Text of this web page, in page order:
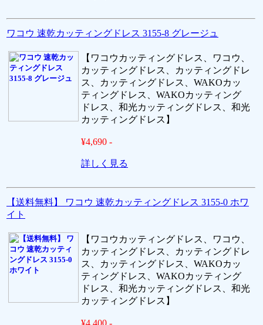
ワコウ 速乾カッティングドレス 3155-8 グレージュ
【ワコウカッティングドレス、ワコウ、
カッティングドレス、カッティングドレ
ス、カッティングドレス、WAKOカッ
ティングドレス、WAKOカッティング
ドレス、和光カッティングドレス、和光
カッティングドレス】
¥4,690 -
詳しく見る
【送料無料】 ワコウ 速乾カッティングドレス 3155-0 ホワ
イト
【ワコウカッティングドレス、ワコウ、
カッティングドレス、カッティングドレ
ス、カッティングドレス、WAKOカッ
ティングドレス、WAKOカッティング
ドレス、和光カッティングドレス、和光
カッティングドレス】
¥4,400 -